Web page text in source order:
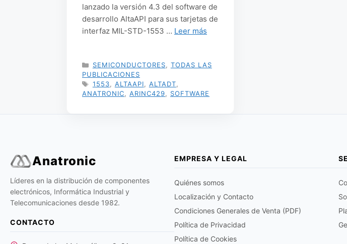
lanzado la versión 4.3 del software de
desarrollo AltaAPI para sus tarjetas de
interfaz MIL-STD-1553 … Leer más
CATEGORÍAS
SEMICONDUCTORES
TODAS LAS
PUBLICACIONES
ETIQUETAS
1553 ALTAAPI ALTADT
ANATRONIC
ARINC429 SOFTWARE
Anatronic
Líderes en la distribución de componentes
electrónicos, Informática Industrial y
Telecomunicaciones desde 1982.
CONTACTO
EMPRESA Y LEGAL
Quiénes somos
Localización y Contacto
Condiciones Generales de Venta (PDF)
Política de Privacidad
Política de Cookies